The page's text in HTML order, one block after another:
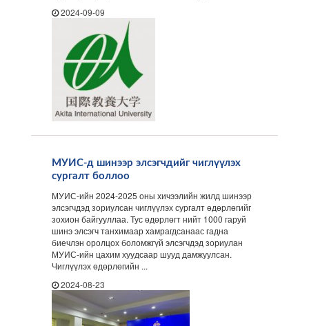
2024-09-09
МУИС-д шинээр элсэгчдийг чиглүүлэх
сургалт боллоо
МУИС-ийн 2024-2025 оны хичээлийн жилд шинээр
элсэгчдэд зориулсан чиглүүлэх сургалт өдөрлөгийг
зохион байгууллаа. Тус өдөрлөгт нийт 1000 гаруй
шинэ элсэгч танхимаар хамрагдсанаас гадна
биечлэн оролцох боломжгүй элсэгчдэд зориулан
МУИС-ийн цахим хуудсаар шууд дамжуулсан.
Чиглүүлэх өдөрлөгийн ...
2024-08-23